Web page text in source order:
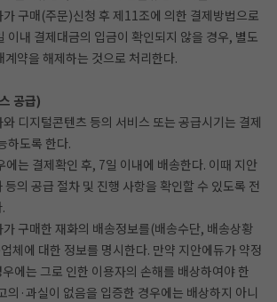
구매(주문)신청 후 제11조에 의한 결제방법으로
이내 결제대금의 입금이 확인되지 않을 경우, 별도
약을 해제하는 것으로 처리한다.
공급)
디지털콘텐츠 등의 서비스 또는 공급시기는 결제
하도록 한다.
는 결제확인 후, 7일 이내에 배송한다. 이때 지안
의 공급 절차 및 진행 사항을 확인할 수 있도록 전
구매한 재화의 배송정보를(배송수단, 배송상황
체에 대한 정보를 명시한다. 만약 지안에듀가 약정
에는 그로 인한 이용자의 손해를 배상하여야 한
의·과실이 없음을 입증한 경우에는 배상하지 아니